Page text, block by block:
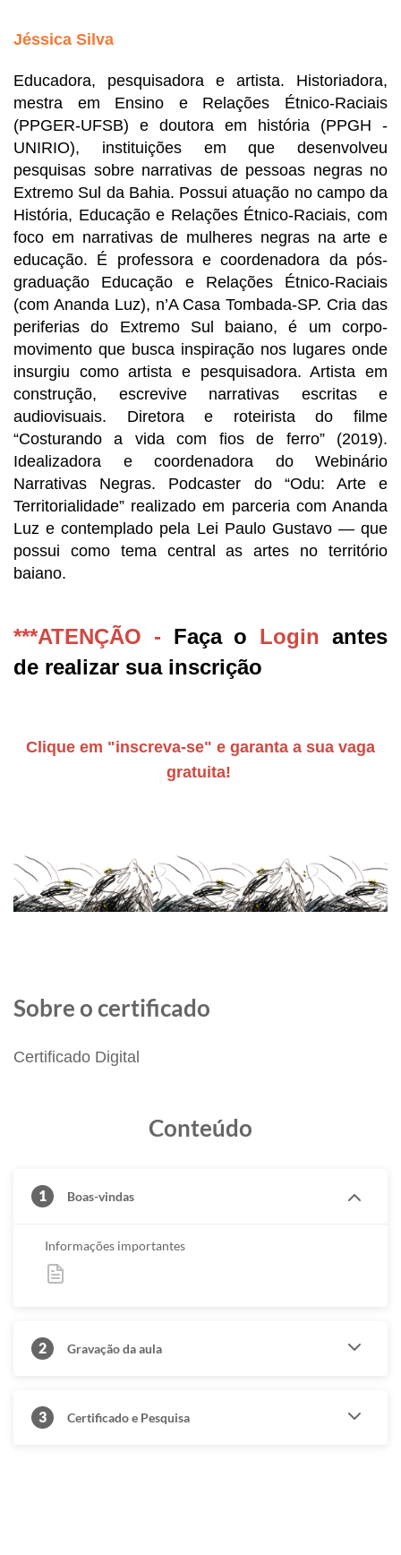
Jéssica Silva
Educadora, pesquisadora e artista. Historiadora,
mestra em Ensino e Relações Étnico-Raciais
(PPGER-UFSB) e doutora em história (PPGH -
UNIRIO), instituições em que desenvolveu
pesquisas sobre narrativas de pessoas negras no
Extremo Sul da Bahia. Possui atuação no campo da
História, Educação e Relações Étnico-Raciais, com
foco em narrativas de mulheres negras na arte e
educação. É professora e coordenadora da pós-
graduação Educação e Relações Étnico-Raciais
(com Ananda Luz), n’A Casa Tombada-SP. Cria das
periferias do Extremo Sul baiano, é um corpo-
movimento que busca inspiração nos lugares onde
insurgiu como artista e pesquisadora. Artista em
construção, escrevive narrativas escritas e
audiovisuais. Diretora e roteirista do filme
“Costurando a vida com fios de ferro” (2019).
Idealizadora e coordenadora do Webinário
Narrativas Negras. Podcaster do “Odu: Arte e
Territorialidade” realizado em parceria com Ananda
Luz e contemplado pela Lei Paulo Gustavo — que
possui como tema central as artes no território
baiano.
***ATENÇÃO - Faça o Loginantes
de realizar sua inscrição
Clique em "inscreva-se" e garanta a sua vaga
gratuita!
Sobre o certificado
Certificado Digital
Conteúdo
1 Boas-vindas
Informações importantes
2 Gravação da aula
3 Certificado e Pesquisa